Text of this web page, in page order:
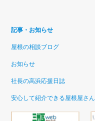
記事・お知らせ
屋根の相談ブログ
お知らせ
社長の高浜応援日誌
安心して紹介できる屋根屋さん